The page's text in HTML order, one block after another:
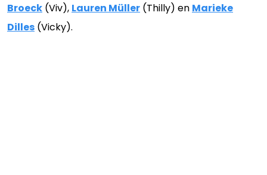
Broeck (Viv), Lauren Müller (Thilly) en Marieke
Dilles (Vicky).